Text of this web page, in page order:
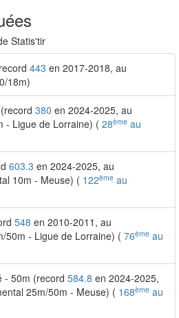
Statis'tir
443 en 2017-2018, au
18m)
380 en 2024-2025, au
- Ligue de Lorraine) ( 28ème au
603.3 en 2024-2025, au
10m - Meuse) ( 122ème au
548 en 2010-2011, au
50m - Ligue de Lorraine) ( 76ème au
- 50m (record 584.8 en 2024-2025,
25m/50m - Meuse) ( 168ème au